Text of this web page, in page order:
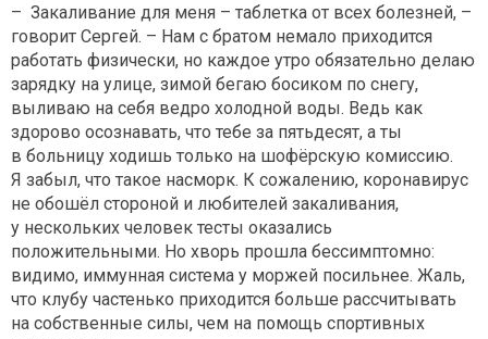
– Закаливание для меня – таблетка от всех болезней, –
говорит Сергей. – Нам с братом немало приходится
работать физически, но каждое утро обязательно делаю
зарядку на улице, зимой бегаю босиком по снегу,
выливаю на себя ведро холодной воды. Ведь как
здорово осознавать, что тебе за пятьдесят, а ты
в больницу ходишь только на шофёрскую комиссию.
Я забыл, что такое насморк. К сожалению, коронавирус
не обошёл стороной и любителей закаливания,
у нескольких человек тесты оказались
положительными. Но хворь прошла бессимптомно:
видимо, иммунная система у моржей посильнее. Жаль,
что клубу частенько приходится больше рассчитывать
на собственные силы, чем на помощь спортивных